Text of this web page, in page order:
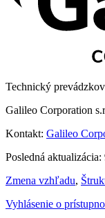
Technický
Galileo Corporation
Kontakt: Galileo
Posledná
Zmena vzhľadu,
Vyhlásenie o